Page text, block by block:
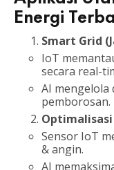
Energi
Smart Grid
IoT
secara real-
AI
pemborosan.
Optimalisasi
Sensor IoT
& angin.
AI